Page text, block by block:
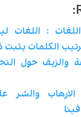
: اللغات
ترتيب الكلمات يثبت
والزيف حول
والشر